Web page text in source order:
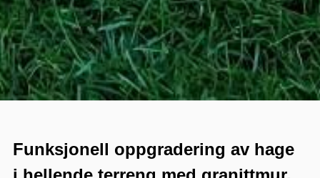
Funksjonell oppgradering av hage